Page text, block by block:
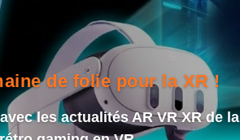
de folie pour la XR !
les actualités AR VR XR de la